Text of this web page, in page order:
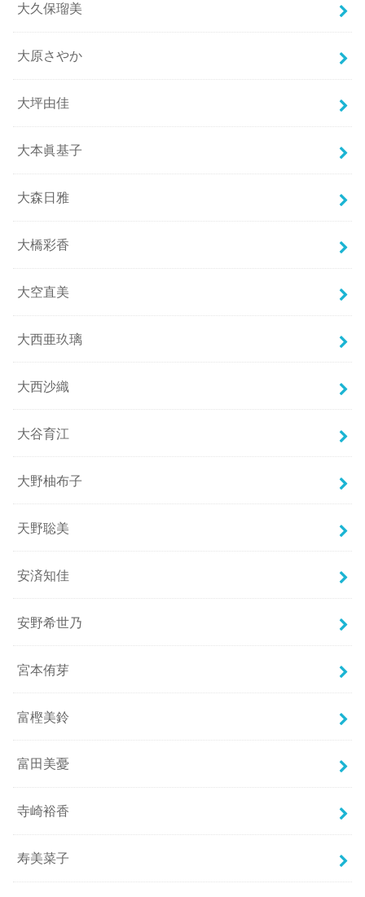
大久保瑠美
大原さやか
大坪由佳
大本眞基子
大森日雅
大橋彩香
大空直美
大西亜玖璃
大西沙織
大谷育江
大野柚布子
天野聡美
安済知佳
安野希世乃
宮本侑芽
富樫美鈴
富田美憂
寺崎裕香
寿美菜子